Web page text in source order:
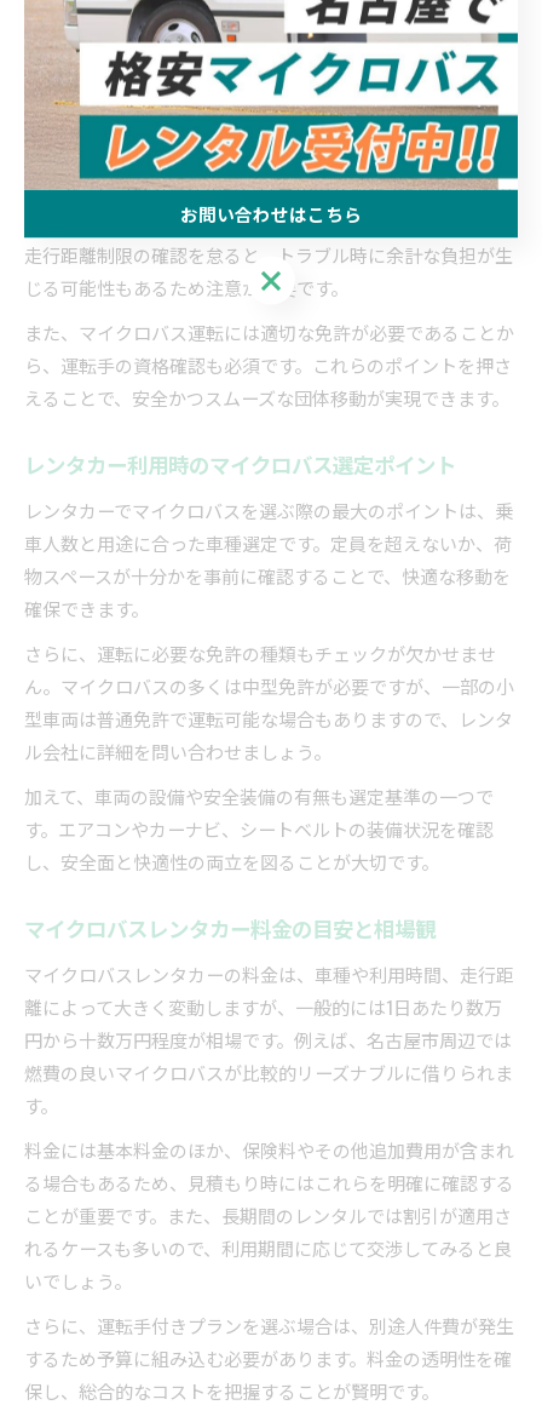
マイクロバスレンタカーは、少人数から中規模の団体移動に
最適な交通手段として高い利便性を誇ります。特に人数や用
途に合わせて車両を柔軟に選べるため、無駄なコストを抑え
つつ快適な移動が可能です。
一方で、レンタカー活用時には車両の状態確認や契約内容の
細部までの理解が重要となります。例えば、保険加入状況や
走行距離制限の確認を怠ると、トラブル時に余計な負担が生
じる可能性もあるため注意が必要です。
また、マイクロバス運転には適切な免許が必要であることか
ら、運転手の資格確認も必須です。これらのポイントを押さ
えることで、安全かつスムーズな団体移動が実現できます。
レンタカー利用時のマイクロバス選定ポイント
レンタカーでマイクロバスを選ぶ際の最大のポイントは、乗
車人数と用途に合った車種選定です。定員を超えないか、荷
物スペースが十分かを事前に確認することで、快適な移動を
確保できます。
さらに、運転に必要な免許の種類もチェックが欠かせませ
ん。マイクロバスの多くは中型免許が必要ですが、一部の小
型車両は普通免許で運転可能な場合もありますので、レンタ
ル会社に詳細を問い合わせましょう。
加えて、車両の設備や安全装備の有無も選定基準の一つで
す。エアコンやカーナビ、シートベルトの装備状況を確認
し、安全面と快適性の両立を図ることが大切です。
マイクロバスレンタカー料金の目安と相場観
マイクロバスレンタカーの料金は、車種や利用時間、走行距
離によって大きく変動しますが、一般的には1日あたり数万
円から十数万円程度が相場です。例えば、名古屋市周辺では
燃費の良いマイクロバスが比較的リーズナブルに借りられま
す。
料金には基本料金のほか、保険料やその他追加費用が含まれ
る場合もあるため、見積もり時にはこれらを明確に確認する
ことが重要です。また、長期間のレンタルでは割引が適用さ
れるケースも多いので、利用期間に応じて交渉してみると良
いでしょう。
さらに、運転手付きプランを選ぶ場合は、別途人件費が発生
するため予算に組み込む必要があります。料金の透明性を確
保し、総合的なコストを把握することが賢明です。
お問い合わせはこちら
お問い合わせはこちら